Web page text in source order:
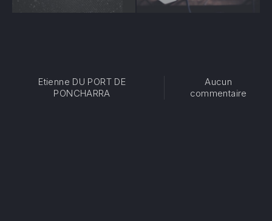
Etienne DU PORT DE
PONCHARRA
Aucun
commentaire